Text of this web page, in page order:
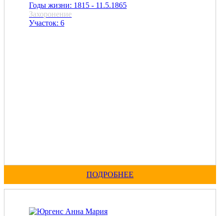
Годы жизни: 1815 - 11.5.1865
Захоронение
Участок: 6
ПОДРОБНЕЕ